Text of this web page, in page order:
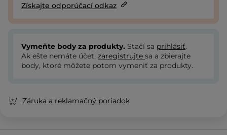
Získajte odporúčací odkaz
Vymeňte body za produkty. Stačí sa prihlásiť.
Ak ešte nemáte účet, zaregistrujte sa a zbierajte
body, ktoré môžete potom vymeniť za produkty.
Záruka a reklamačný poriadok